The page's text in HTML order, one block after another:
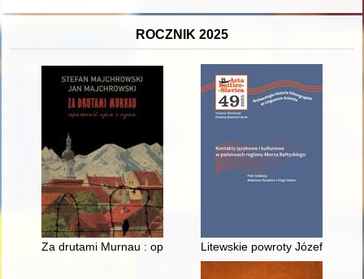
ROCZNIK 2025
Za drutami Murnau : opowieść ojca i synaLitewskie powroty Józefa